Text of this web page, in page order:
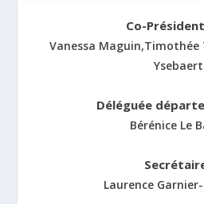
Co-
Vanessa
Ysebaert
Déléguée
Bérénice Le
Laurence